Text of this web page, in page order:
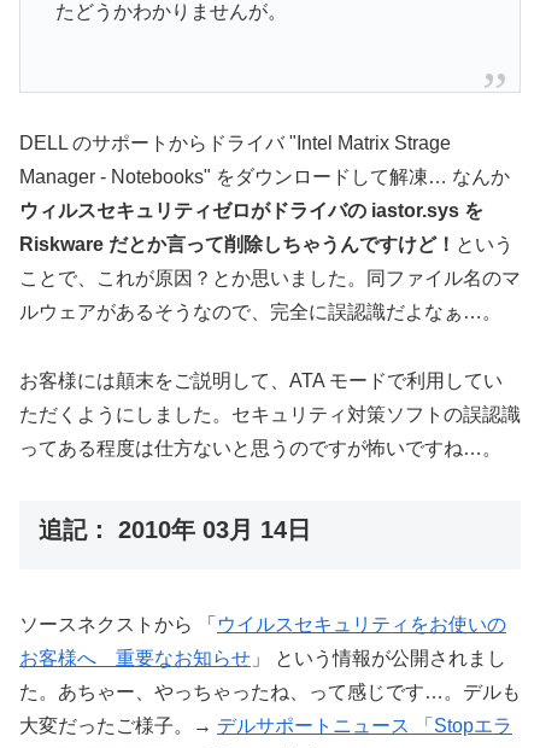
たどうかわかりませんが。
DELL のサポートからドライバ "Intel Matrix Strage
Manager - Notebooks" をダウンロードして解凍… なんか
ウィルスセキュリティゼロがドライバの iastor.sys を
Riskware だとか言って削除しちゃうんですけど！ という
ことで、これが原因？とか思いました。同ファイル名のマ
ルウェアがあるそうなので、完全に誤認識だよなぁ…。
お客様には顛末をご説明して、ATA モードで利用してい
ただくようにしました。セキュリティ対策ソフトの誤認識
ってある程度は仕方ないと思うのですが怖いですね…。
追記： 2010年 03月 14日
ソースネクストから 「 ウイルスセキュリティをお使いの
お客様へ 重要なお知らせ 」 という情報が公開されまし
た。あちゃー、やっちゃったね、って感じです…。デルも
大変だったご様子。→ デルサポートニュース 「Stopエラ